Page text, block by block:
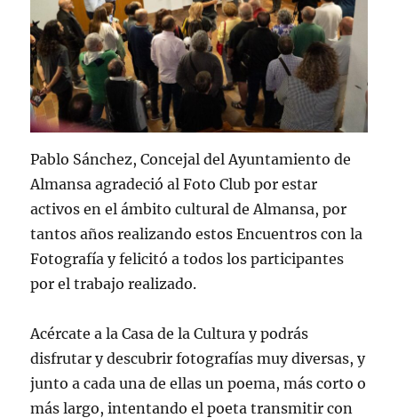
Pablo Sánchez, Concejal del Ayuntamiento de
Almansa agradeció al Foto Club por estar
activos en el ámbito cultural de Almansa, por
tantos años realizando estos Encuentros con la
Fotografía y felicitó a todos los participantes
por el trabajo realizado.
Acércate a la Casa de la Cultura y podrás
disfrutar y descubrir fotografías muy diversas, y
junto a cada una de ellas un poema, más corto o
más largo, intentando el poeta transmitir con